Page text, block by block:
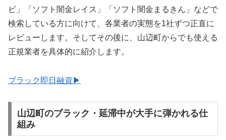
ビ」「ソフト闇金レイス」「ソフト闇金まるきん」などで
検索している方に向けて、各業者の実態を1社ずつ正直に
レビューします。そしてその後に、山辺町からでも使える
正規業者を具体的に紹介します。
ブラック即日融資▶
山辺町のブラック・延滞中が大手に弾かれる仕
組み